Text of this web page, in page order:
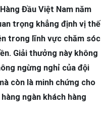
Đầu Việt Nam năm
trọng khẳng định vị thế
trong lĩnh vực chăm sóc
Giải thưởng này không
ngừng nghỉ của đội
còn là minh chứng cho
ngàn khách hàng